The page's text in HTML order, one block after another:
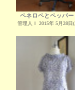
ペネロペとペッパ
管理人Ｉ 2015年 5月28日